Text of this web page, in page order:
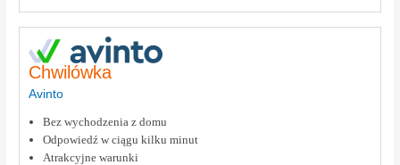
Chwilówka
Avinto
Bez wychodzenia z domu
Odpowiedź w ciągu kilku minut
Atrakcyjne warunki